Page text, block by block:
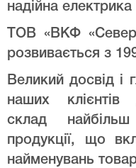
надійна
ТОВ «ВКФ
розвивається з
Великий досвід і
наших клієнтів
склад
продукції, що
найменувань